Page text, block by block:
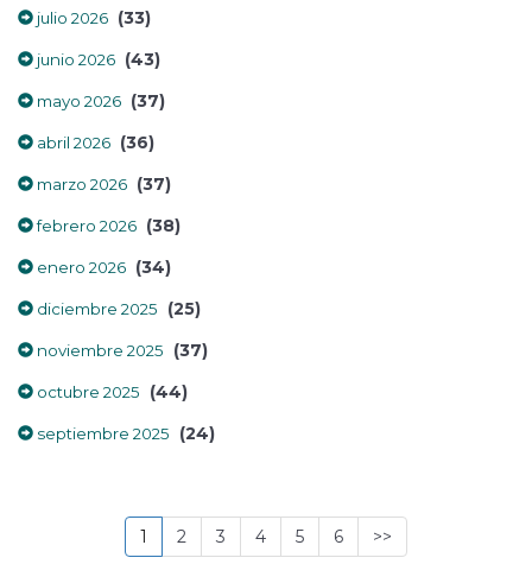
julio 2026 (33)
junio 2026 (43)
mayo 2026 (37)
abril 2026 (36)
marzo 2026 (37)
febrero 2026 (38)
enero 2026 (34)
diciembre 2025 (25)
noviembre 2025 (37)
octubre 2025 (44)
septiembre 2025 (24)
1 2 3 4 5 6 >>